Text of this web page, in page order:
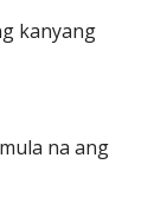
kanyang
na ang